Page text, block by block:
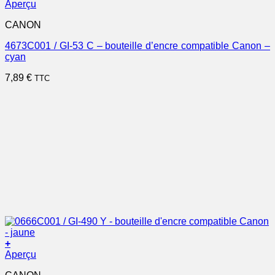
Aperçu
CANON
4673C001 / GI-53 C – bouteille d’encre compatible Canon –
cyan
7,89 € TTC
+
Aperçu